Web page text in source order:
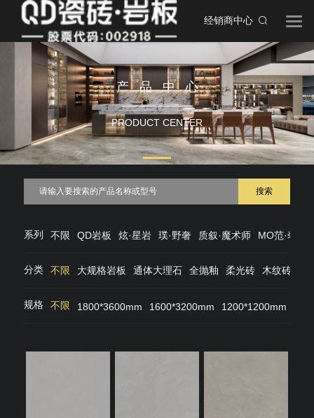
经销商中心
产品中心
PRODUCT CENTER
搜索
系列 不限 QD岩板 炫·星岩 璞·野奢 质叙·魔术师 MO范·奢石
分类 不限 大规格岩板 通体大理石 全抛釉 柔光砖 木纹砖
规格 不限 1800*3600mm 1600*3200mm 1200*1200mm